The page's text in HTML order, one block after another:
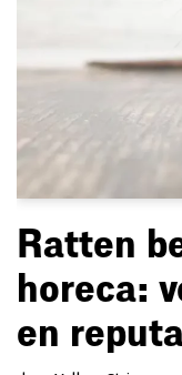
Ratten
horeca:
en